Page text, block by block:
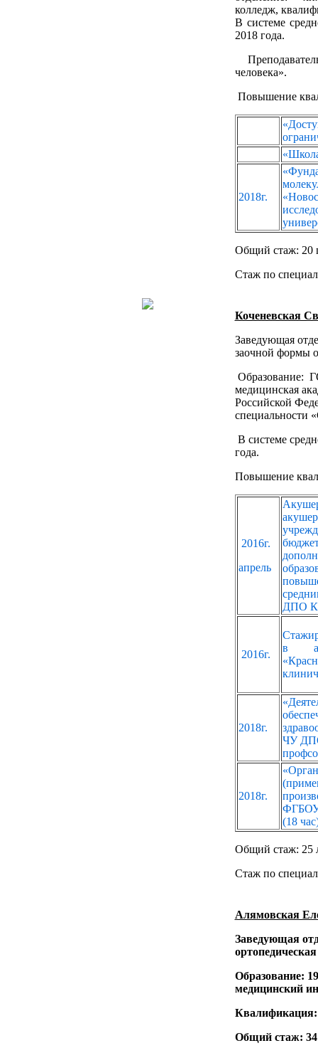
колледж,
В системе
2018 года.
человека».
Повышение
2018г.
Общий стаж: 20
Стаж по
Коченевская
Заведующая
заочной формы
Образование:
медицинская
Российской
специальности
В системе
года.
Повышение
2016г.
апрель
ДПО
2016г.
в
2018г.
ЧУ
2018г.
(18
Общий стаж: 25
Стаж по
Алямовская
Заведующая
ортопедическая
Образование:
медицинский
Квалификация:
Общий стаж: 34